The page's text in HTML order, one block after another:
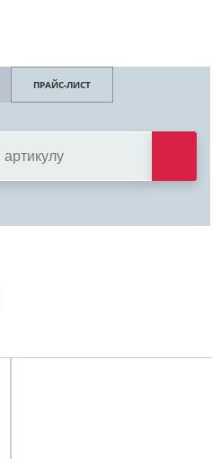
ПРАЙС-ЛИСТ